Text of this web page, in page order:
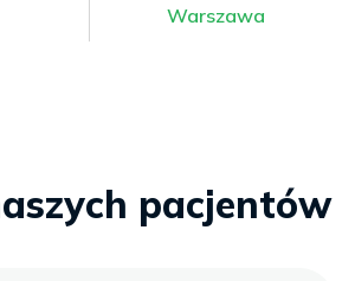
Warszawa
pacjentów